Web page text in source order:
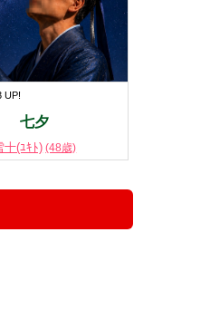
UP!
七夕
十(ﾕｷﾄ) (48歳)